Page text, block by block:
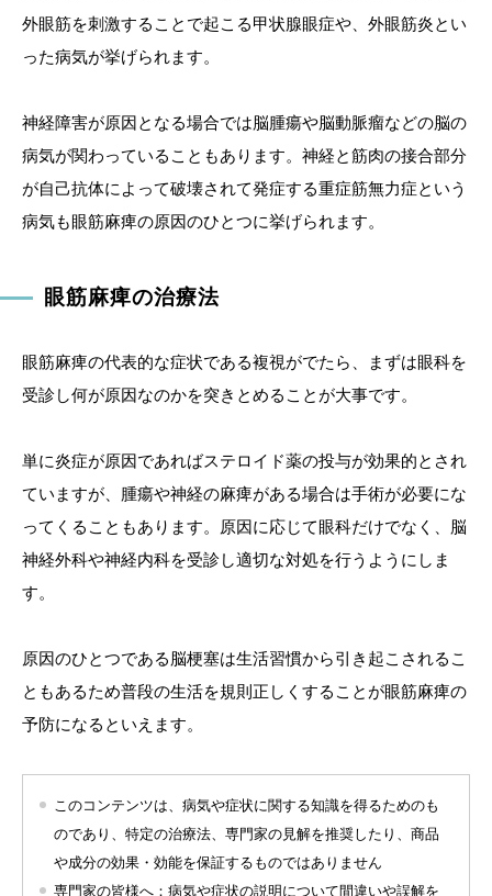
外眼筋を刺激することで起こる甲状腺眼症や、外眼筋炎とい
った病気が挙げられます。
神経障害が原因となる場合では脳腫瘍や脳動脈瘤などの脳の
病気が関わっていることもあります。神経と筋肉の接合部分
が自己抗体によって破壊されて発症する重症筋無力症という
病気も眼筋麻痺の原因のひとつに挙げられます。
眼筋麻痺の治療法
眼筋麻痺の代表的な症状である複視がでたら、まずは眼科を
受診し何が原因なのかを突きとめることが大事です。
単に炎症が原因であればステロイド薬の投与が効果的とされ
ていますが、腫瘍や神経の麻痺がある場合は手術が必要にな
ってくることもあります。原因に応じて眼科だけでなく、脳
神経外科や神経内科を受診し適切な対処を行うようにしま
す。
原因のひとつである脳梗塞は生活習慣から引き起こされるこ
ともあるため普段の生活を規則正しくすることが眼筋麻痺の
予防になるといえます。
このコンテンツは、病気や症状に関する知識を得るためのも
のであり、特定の治療法、専門家の見解を推奨したり、商品
や成分の効果・効能を保証するものではありません
専門家の皆様へ：病気や症状の説明について間違いや誤解を